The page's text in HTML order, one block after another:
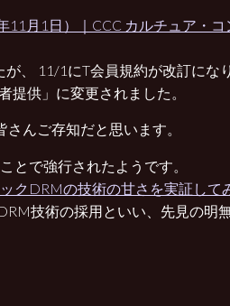
11月1日）｜CCC カルチュア・
、 11/1にT会員規約が改訂にな
提供」に変更されました。
んご存知だと思います。
とで強行されたようです。
クDRMの技術の甘さを実証して
技術の採用といい、先見の明